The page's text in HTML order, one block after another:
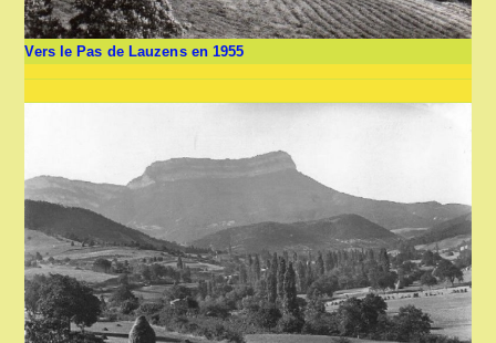
Vers le Pas de Lauzens en 1955